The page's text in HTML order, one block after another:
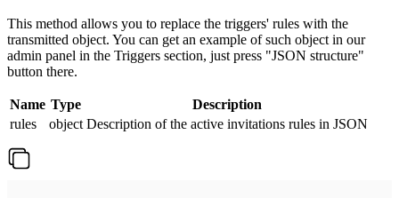
This method allows you to replace the triggers' rules with the
transmitted object. You can get an example of such object in our
admin panel in the Triggers section, just press "JSON structure"
button there.
Name Type
Description
rules
object Description of the active invitations rules in JSON